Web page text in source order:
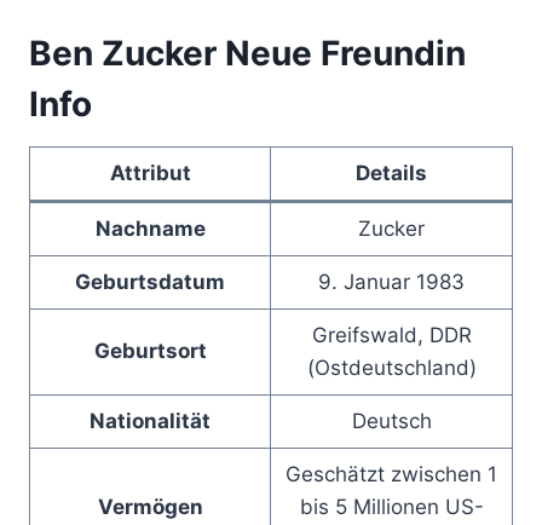
Ben Zucker Neue Freundin
Info
Attribut Details
Nachname Zucker
Geburtsdatum 9. Januar 1983
Geburtsort
Greifswald, DDR
(Ostdeutschland)
Nationalität Deutsch
Vermögen
Geschätzt zwischen 1
bis 5 Millionen US-